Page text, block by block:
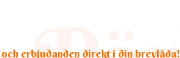
erbjudanden direkt i din brevlåda!